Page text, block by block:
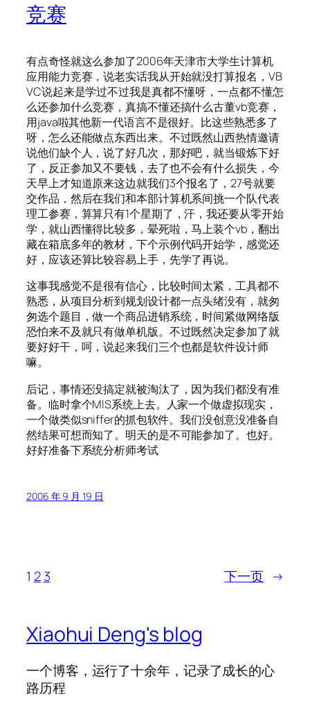
竞赛
有点奇怪就这么参加了2006年天津市大学生计算机
应用能力竞赛，说老实话我从开始就没打算报名，VB
VC说起来是学过不过我是真都不懂呀，一点都不懂怎
么还参加什么竞赛，真搞不懂还搞什么古董vb竞赛，
用java啦其他新一代语言不是很好。比这些熟悉多了
呀，怎么还能做点东西出来。不过既然山西热情邀请
说他们缺个人，说了好几次，那好吧，就当锻炼下好
了，反正参加又不要钱，去了也不会有什么损失，今
天早上才知道原来这边就我们3个报名了，27号就要
交作品，然后在我们和本部计算机系间挑一个队代表
理工参赛，算算只有1个星期了，汗，我还要从零开始
学，就山西懂得比较多，晕死啦，马上装个vb，翻出
藏在箱底多年的教材，下个示例代码开始学，感觉还
好，应该还算比较容易上手，先学了再说。
这事我感觉不是很有信心，比较时间太紧，工具都不
熟悉，从项目分析到规划设计都一点头绪没有，就匆
匆选个题目，做一个商品进销系统，时间紧做网络版
恐怕来不及就只有做单机版。不过既然决定参加了就
要好好干，呵，说起来我们三个也都是软件设计师
嘛。
后记，事情还没搞定就被淘汰了，因为我们都没有准
备。临时拿个MIS系统上去。人家一个做虚拟现实，
一个做类似sniffer的抓包软件。我们没创意没准备自
然结果可想而知了。明天的是不可能参加了。也好。
好好准备下系统分析师考试
2006 年 9 月 19 日
1 2 3 下一页 →
Xiaohui Deng's blog
一个博客，运行了十余年，记录了成长的心
路历程